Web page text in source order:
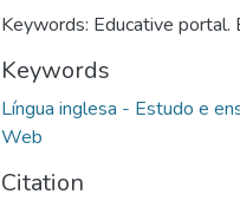
Keywords: Educative portal.
Keywords
Língua inglesa - Estudo e
Web
Citation